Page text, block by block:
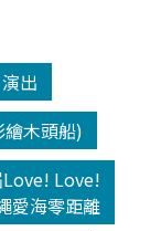
出
木頭船)
Love! Love!
愛海零距離